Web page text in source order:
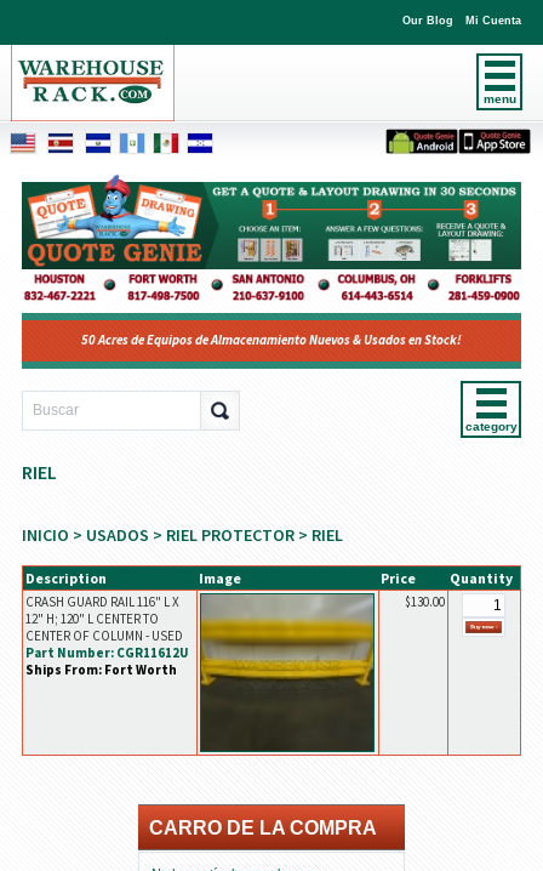
menu
Our Blog Mi Cuenta
50 Acres de Equipos de Almacenamiento Nuevos & Usados en Stock!
category
RIEL
INICIO > USADOS > RIEL PROTECTOR> RIEL
Description Image Price Quantity
CRASH GUARD RAIL 116" L X
12" H; 120" L CENTER TO
CENTER OF COLUMN - USED
Part Number: CGR11612U
Ships From: Fort Worth
$130.00
CARRO DE LA COMPRA